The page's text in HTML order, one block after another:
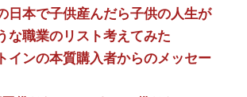
日本で子供産んだら子供の人生が
な職業のリスト考えてみた
インの本質購入者からのメッセー